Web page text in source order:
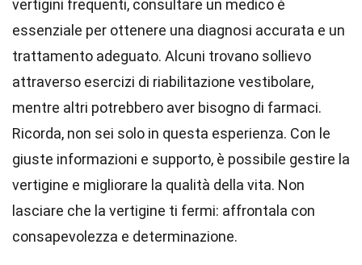
vertigini frequenti, consultare un medico è
essenziale per ottenere una diagnosi accurata e un
trattamento adeguato. Alcuni trovano sollievo
attraverso esercizi di riabilitazione vestibolare,
mentre altri potrebbero aver bisogno di farmaci.
Ricorda, non sei solo in questa esperienza. Con le
giuste informazioni e supporto, è possibile gestire la
vertigine e migliorare la qualità della vita. Non
lasciare che la vertigine ti fermi: affrontala con
consapevolezza e determinazione.